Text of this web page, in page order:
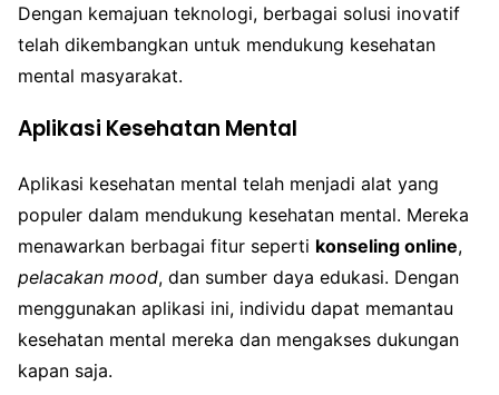
Dengan kemajuan teknologi, berbagai solusi inovatif
telah dikembangkan untuk mendukung kesehatan
mental masyarakat.
Aplikasi Kesehatan Mental
Aplikasi kesehatan mental telah menjadi alat yang
populer dalam mendukung kesehatan mental. Mereka
menawarkan berbagai fitur seperti konseling online,
pelacakan mood, dan sumber daya edukasi. Dengan
menggunakan aplikasi ini, individu dapat memantau
kesehatan mental mereka dan mengakses dukungan
kapan saja.